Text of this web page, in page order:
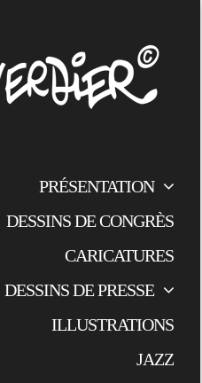
PRÉSENTATION
DESSINS DE CONGRÈS
CARICATURES
DESSINS DE PRESSE
ILLUSTRATIONS
JAZZ